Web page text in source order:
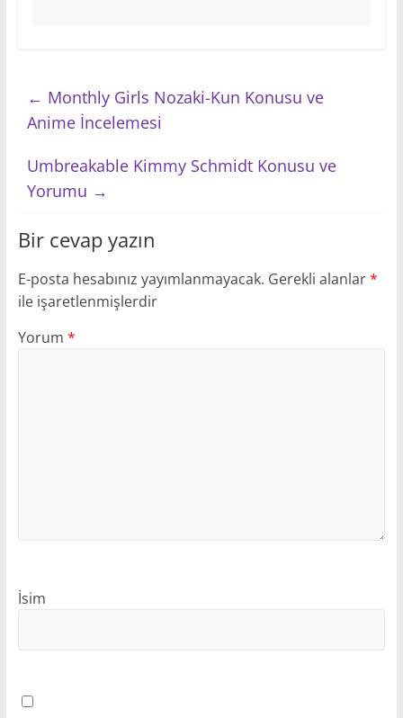
← Monthly Girls Nozaki-Kun Konusu ve
Anime İncelemesi
Umbreakable Kimmy Schmidt Konusu ve
Yorumu →
Bir cevap yazın
E-posta hesabınız yayımlanmayacak. Gerekli alanlar*
ile işaretlenmişlerdir
Yorum *
İsim